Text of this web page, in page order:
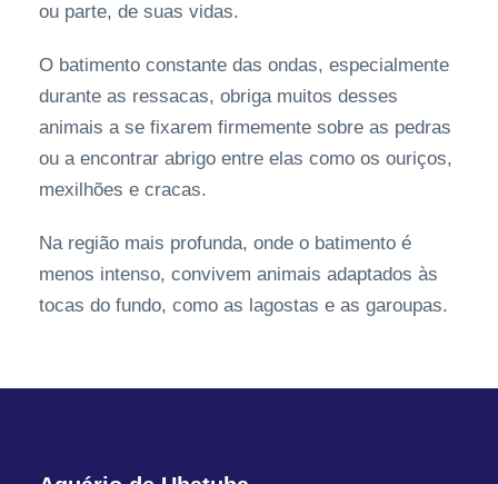
ou parte, de suas vidas.
O batimento constante das ondas, especialmente
durante as ressacas, obriga muitos desses
animais a se fixarem firmemente sobre as pedras
ou a encontrar abrigo entre elas como os ouriços,
mexilhões e cracas.
Na região mais profunda, onde o batimento é
menos intenso, convivem animais adaptados às
tocas do fundo, como as lagostas e as garoupas.